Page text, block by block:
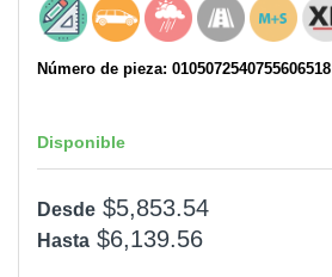
Número de pieza: 0105072540755606518
Disponible
Desde $5,853.54
Hasta $6,139.56